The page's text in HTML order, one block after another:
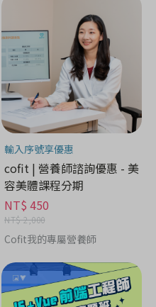
輸入序號享優惠
cofit | 營養師諮詢優惠 - 美
容美體課程分期
NT$ 450
NT$ 2,000
Cofit我的專屬營養師